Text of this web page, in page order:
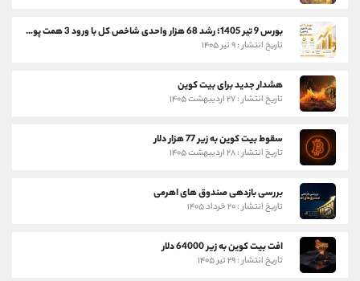
بورس 9 تیر 1405؛ رشد 68 هزار واحدی شاخص کل با ورود 3 همت پول حقیقی
تاریخ انتشار : ۹ تیر ۱۴۰۵
هشدار جدید برای بیت کوین
تاریخ انتشار : ۲۷ اردیبهشت ۱۴۰۵
سقوط بیت کوین به زیر 77 هزار دلار
تاریخ انتشار : ۲۸ اردیبهشت ۱۴۰۵
بررسی بازدهی صندوق های اهرمی
تاریخ انتشار : ۲۰ خرداد ۱۴۰۵
افت بیت کوین به زیر 64000 دلار
تاریخ انتشار : ۲۹ تیر ۱۴۰۵